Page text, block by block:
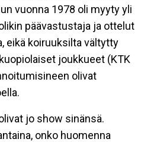
vuonna 1978 oli myyty yli
päävastustaja ja ottelut
eikä koiruuksilta vältytty
joukkueet (KTK
olivat
jo show sinänsä.
onko huomenna